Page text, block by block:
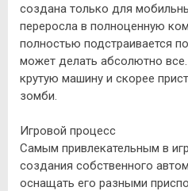
создана только для
переросла в полноценную
полностью подстраивается
может делать абсолютно
крутую машину и скорее
зомби.
Игровой процесс
Самым привлекательным в
создания собственного
оснащать его разными